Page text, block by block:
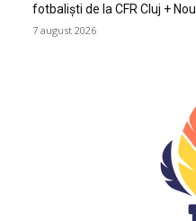
fotbaliști de la CFR Cluj +
7 august 2026